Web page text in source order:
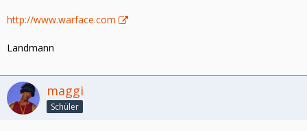
http://www.warface.com
Landmann
maggi
Schüler